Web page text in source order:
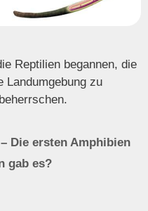
Reptilien begannen, die
Landumgebung zu
Die ersten Amphibien
gab es?